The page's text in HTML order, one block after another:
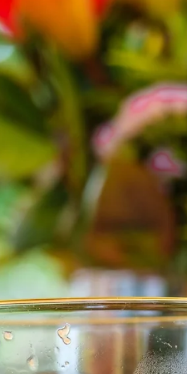
Jahr an den gleichen Platz, weil sie sich dort
auskennen un